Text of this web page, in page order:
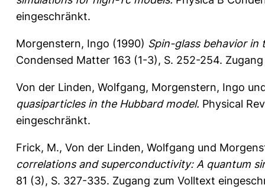
eingeschränkt.
Morgenstern, Ingo (1990) Spin-glass behavior in
Condensed Matter 163 (1-3), S. 252-254.
Von der Linden, Wolfgang, Morgenstern, Ingo
quasiparticles in the Hubbard model. Physical
eingeschränkt.
Frick, M., Von der Linden, Wolfgang und
correlations and superconductivity: A quantum
81 (3), S. 327-335. Zugang zum Volltext